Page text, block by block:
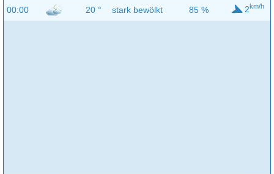
00:00 20 ° stark bewölkt 85 % 2km/h